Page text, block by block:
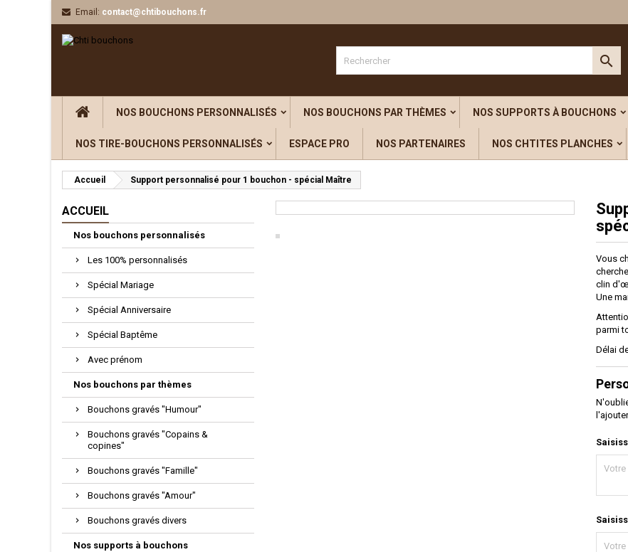
add_circle_outlineCréer une
Vous devez être connecté pour ajouter des produits à votre liste d'envies.
Email: contact@chtibouchons.fr

NOS BOUCHONS PERSONNALISÉS NOS BOUCHONS PAR THÈMES NOS SUPPORTS À BOUCHONS
NOS TIRE-BOUCHONS PERSONNALISÉS ESPACE PRO NOS PARTENAIRES NOS CHTITES PLANCHES
Accueil Support personnalisé pour 1 bouchon - spécial Maître
ACCUEIL
Nos bouchons personnalisés
Les 100% personnalisés
Spécial Mariage
Spécial Anniversaire
Spécial Baptême
Avec prénom
Nos bouchons par thèmes
Bouchons gravés "Humour"
Bouchons gravés "Copains &
copines"
Bouchons gravés "Famille"
Bouchons gravés "Amour"
Bouchons gravés divers
Nos supports à bouchons
Vous
clin
Une
parmi
Délai